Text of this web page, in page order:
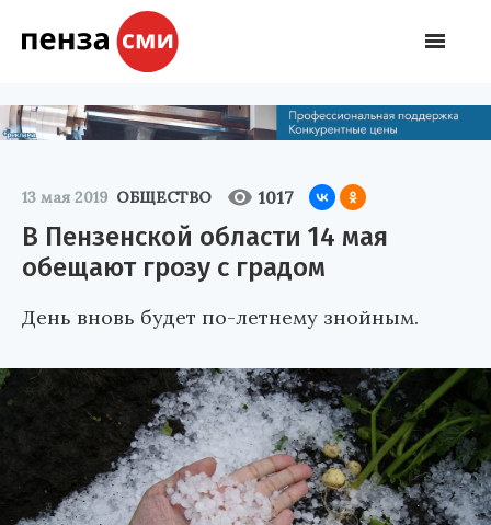
13 мая 2019 ОБЩЕСТВО 1017
В Пензенской области 14 мая
обещают грозу с градом
День вновь будет по-летнему знойным.